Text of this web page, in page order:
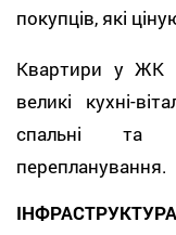
покупців, які
Квартири у ЖК
великі кухні-
спальні та
перепланування.